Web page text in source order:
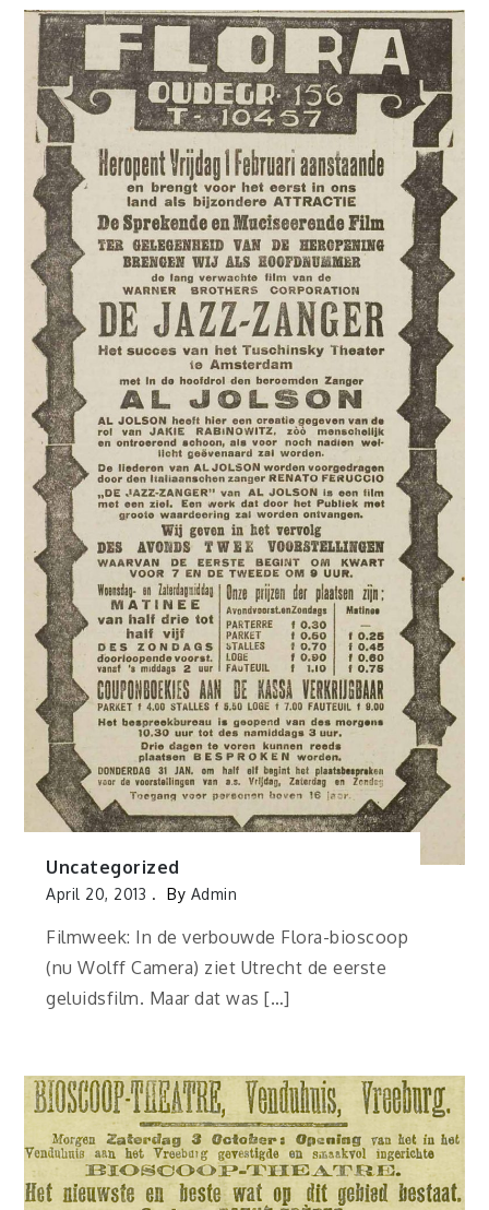
Uncategorized
April 20, 2013 By Admin
Filmweek: In de verbouwde Flora-bioscoop
(nu Wolff Camera) ziet Utrecht de eerste
geluidsfilm. Maar dat was […]